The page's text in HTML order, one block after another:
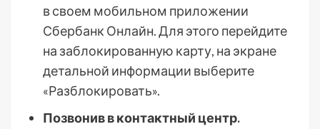
в своем мобильном приложении
Сбербанк Онлайн. Для этого перейдите
на заблокированную карту, на экране
детальной информации выберите
«Разблокировать».
Позвонив в контактный центр.